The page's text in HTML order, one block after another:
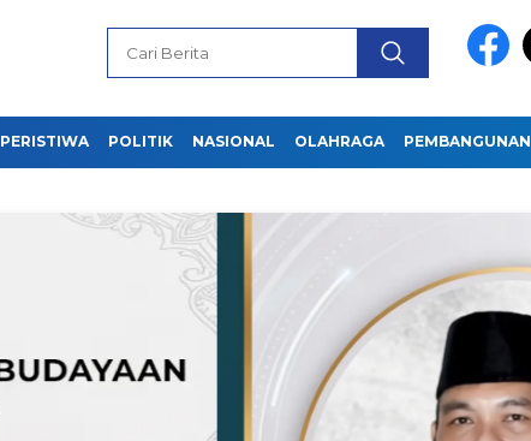
PERISTIWA POLITIK NASIONAL OLAHRAGA PEMBANGUNAN